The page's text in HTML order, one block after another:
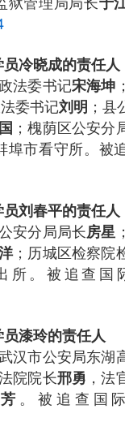
冷晓成的责任人
法委书记宋海坤
委书记刘明 ；
；槐荫区公安分
埠市看守所。被
刘春平的责任人
安分局局长房星
；历城区检察院
。被追查国
漆玲的责任人
汉市公安局东湖
院院长邢勇 ，法
。被追查国